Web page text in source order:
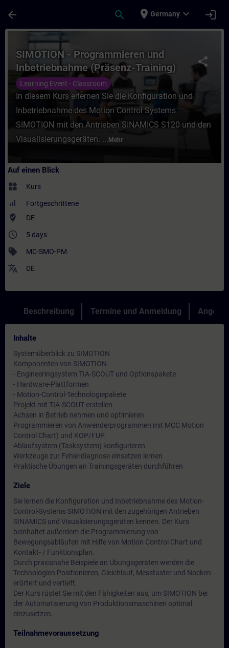
arrow_back search place Germany expand_more login
Kurs - SIMOTION - Programmieren und
share
SIMOTION - Programmieren und
Inbetriebnahme (Präsenz-Training)
Learning Event - Classroom
In diesem Kurs erlernen Sie die Konfiguration und
Inbetriebnahme des Motion Control Systems
SIMOTION mit den Antrieben SINAMICS S120 und den
Visualisierungsgeräten. ... Mehr
Auf einen Blick
widgets Kurs
Fortgeschrittene
where_to_vote DE
access_time 5 days
sell MC-SMO-PM
translate DE
Beschreibung Termine und Anmeldung Angebot
Inhalte
Systemüberblick zu SIMOTION
Komponenten von SIMOTION
- Engineeringsystem TIA-SCOUT und Optionspakete
- Hardware-Plattformen
- Motion-Control-Technologiepakete
Projekt mit TIA-SCOUT erstellen
Achsen in Betrieb nehmen und optimieren
Programmieren von Anwenderprogrammen mit MCC Motion
Control Chart) und KOP/FUP
Ablaufsystem (Tasksystem) konfigurieren
Werkzeuge zur Fehlerdiagnose einsetzen lernen
Praktische Übungen an Trainingsgeräten durchführen
Ziele
Sie lernen die Konfiguration und Inbetriebnahme des Motion-
Control-Systems SIMOTION mit den zugehörigen Antrieben
SINAMICS und Visualisierungsgeräten kennen. Der Kurs
beinhaltet außerdem die Programmierung von
Bewegungsabläufen mit Hilfe von Motion Control Chart und
Kontakt- / Funktionsplan.
Durch praxisnahe Beispiele an Übungsgeräten werden die
Technologien Positionieren, Gleichlauf, Messtaster und Nocken
erörtert und vertieft.
Der Kurs rüstet Sie mit den Fähigkeiten aus, um SIMOTION bei
der Automatisierung von Produktionsmaschinen optimal
einzusetzen.
Teilnahmevoraussetzung